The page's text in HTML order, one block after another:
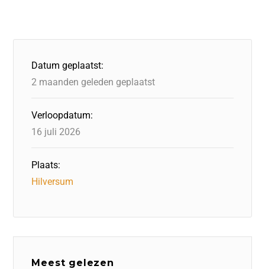
Datum geplaatst:
2 maanden geleden geplaatst
Verloopdatum:
16 juli 2026
Plaats:
Hilversum
Meest gelezen